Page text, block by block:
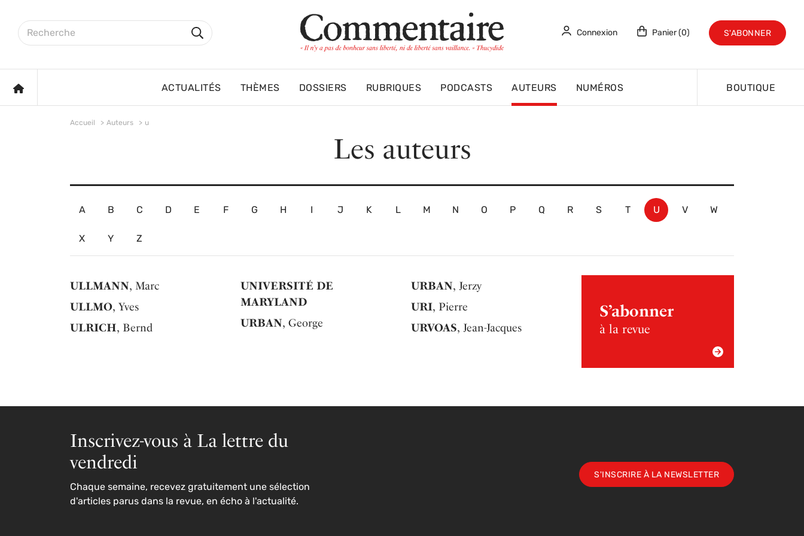
Rechercher sur le site
Rechercher
Connexion Panier (0) S'ABONNER
ACCUEIL ACTUALITÉS THÈMES DOSSIERS RUBRIQUES PODCASTS AUTEURS NUMÉROS BOUTIQUE
Accueil Auteurs u
Les auteurs
A B C D E F G H J K L M N O P Q R S T U V W
X Y Z
ULLMANN, Marc
ULLMO, Yves
ULRICH, Bernd
UNIVERSITÉ DE
MARYLAND
URBAN, George
URBAN, Jerzy
URI, Pierre
URVOAS, Jean-Jacques
S’abonner
à la revue
Inscrivez-vous à La lettre du
vendredi
Chaque semaine, recevez gratuitement une sélection
d'articles parus dans la revue, en écho à l'actualité.
S'INSCRIRE À LA NEWSLETTER